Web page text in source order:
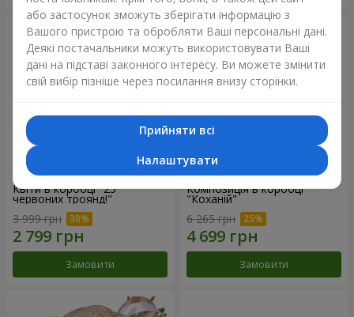
Квіти в коробці "25
червоних троянд!"
3 999 грн
Замовити
Композиція в коробці
"Коханій"
6 265 грн
Замовити
або застосунок зможуть зберігати інформацію з
Вашого пристрою та обробляти Ваші персональні дані.
Деякі постачальники можуть використовувати Ваші
дані на підставі законного інтересу. Ви можете змінити
свій вибір пізніше через посилання внизу сторінки.
Прийняти всі
Налаштувати